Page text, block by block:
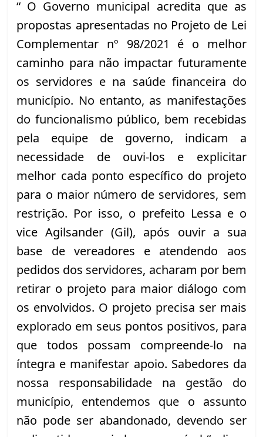
“ O Governo municipal acredita que as
propostas apresentadas no Projeto de Lei
Complementar nº 98/2021 é o melhor
caminho para não impactar futuramente
os servidores e na saúde financeira do
município. No entanto, as manifestações
do funcionalismo público, bem recebidas
pela equipe de governo, indicam a
necessidade de ouvi-los e explicitar
melhor cada ponto específico do projeto
para o maior número de servidores, sem
restrição. Por isso, o prefeito Lessa e o
vice Agilsander (Gil), após ouvir a sua
base de vereadores e atendendo aos
pedidos dos servidores, acharam por bem
retirar o projeto para maior diálogo com
os envolvidos. O projeto precisa ser mais
explorado em seus pontos positivos, para
que todos possam compreende-lo na
íntegra e manifestar apoio. Sabedores da
nossa responsabilidade na gestão do
município, entendemos que o assunto
não pode ser abandonado, devendo ser